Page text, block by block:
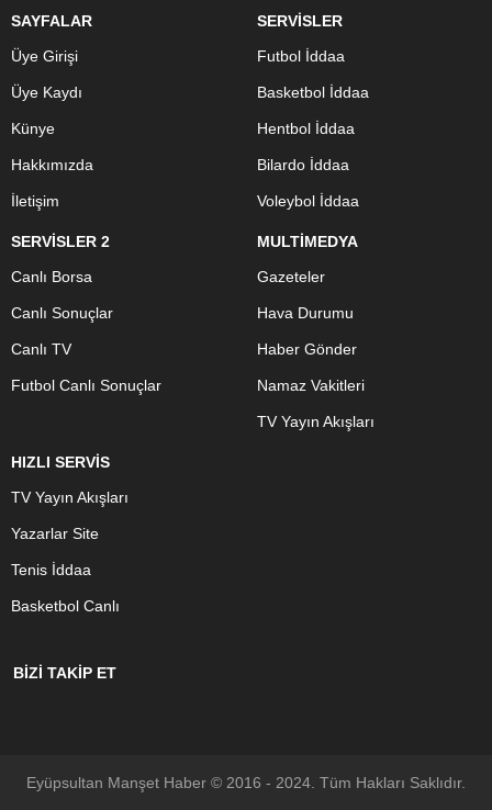
SAYFALAR
Üye Girişi
Üye Kaydı
Künye
Hakkımızda
İletişim
SERVİSLER
Futbol İddaa
Basketbol İddaa
Hentbol İddaa
Bilardo İddaa
Voleybol İddaa
SERVİSLER 2
Canlı Borsa
Canlı Sonuçlar
Canlı TV
Futbol Canlı Sonuçlar
MULTİMEDYA
Gazeteler
Hava Durumu
Haber Gönder
Namaz Vakitleri
TV Yayın Akışları
HIZLI SERVİS
TV Yayın Akışları
Yazarlar Site
Tenis İddaa
Basketbol Canlı
BİZİ TAKİP ET
Eyüpsultan Manşet Haber © 2016 - 2024. Tüm Hakları Saklıdır.